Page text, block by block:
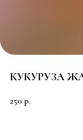
КУКУРУЗА
250 р.